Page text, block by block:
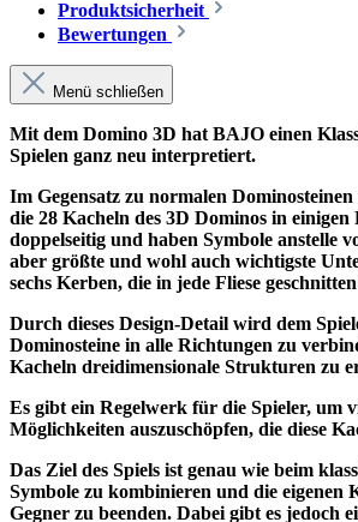
Produktsicherheit
Bewertungen
Menü schließen
Mit dem Domino 3D hat BAJO einen
Spielen ganz neu interpretiert.
Im Gegensatz zu normalen
die 28 Kacheln des 3D Dominos in einigen
doppelseitig und haben Symbole anstelle
aber größte und wohl auch wichtigste
sechs Kerben, die in jede Fliese
Durch dieses Design-Detail wird dem
Dominosteine in alle Richtungen zu
Kacheln dreidimensionale Strukturen zu
Es gibt ein Regelwerk für die Spieler, um
Möglichkeiten auszuschöpfen, die diese
Das Ziel des Spiels ist genau wie beim
Symbole zu kombinieren und die eigenen
Gegner zu beenden. Dabei gibt es jedoch